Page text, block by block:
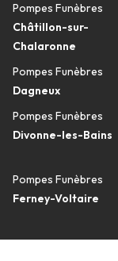
Pompes Funèbres
Châtillon-sur-
Chalaronne
Pompes Funèbres
Dagneux
Pompes Funèbres
Divonne-les-Bains
Pompes Funèbres
Ferney-Voltaire